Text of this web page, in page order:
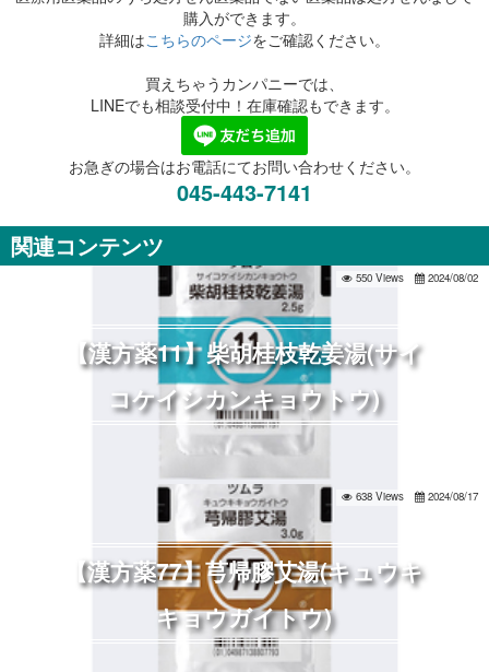
購入ができます。
詳細はこちらのページをご確認ください。
買えちゃうカンパニーでは、
LINEでも相談受付中！在庫確認もできます。
お急ぎの場合はお電話にてお問い合わせください。
045-443-7141
関連コンテンツ
【漢方薬11】柴胡桂枝乾姜湯(サイ
コケイシカンキョウトウ)
550 Views 2024/08/02
【漢方薬77】芎帰膠艾湯(キュウキ
キョウガイトウ)
638 Views 2024/08/17